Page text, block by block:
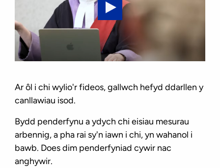
give
your
evidence
Play
video:
Special
Measures:
How
you
for
special
Ar ôl i chi wylio'r fideos, gallwch hefyd ddarllen y
canllawiau isod.
Bydd penderfynu a ydych chi eisiau mesurau
arbennig, a pha rai sy'n iawn i chi, yn wahanol i
bawb. Does dim penderfyniad cywir nac
anghywir.